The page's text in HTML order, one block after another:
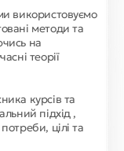
використовуємо
методи та
на
теорії
курсів та
підхід ,
цілі та